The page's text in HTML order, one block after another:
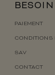
BESOIN
PAIEMENT
CONDITIONS
SAV
CONTACT